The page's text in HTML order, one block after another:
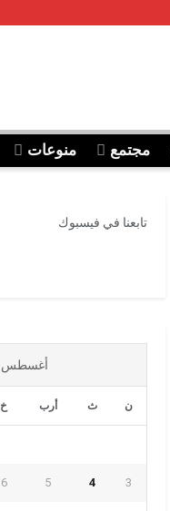
مجتمع منوعات
تابعنا في فيسبوك
أغسطس 2026
ن ث أرب خ
3
4
5
6